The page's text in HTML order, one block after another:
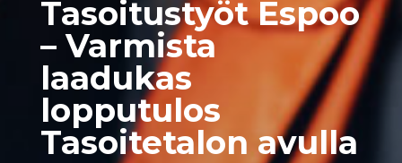
Tasoitustyöt Espoo
– Varmista
laadukas
lopputulos
Tasoitetalon avulla